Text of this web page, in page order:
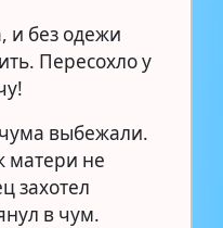
и без одежи
Пересохло у
выбежали.
матери не
захотел
в чум.